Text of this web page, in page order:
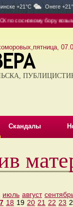
+21°C Онеге
сосновому бору возымел
Скандалы
июль август
18 19 20 21 22 23